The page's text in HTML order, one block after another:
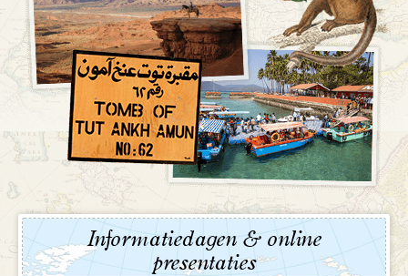
Informatiedagen & online
presentaties